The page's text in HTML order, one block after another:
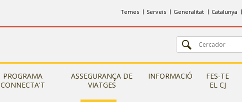
Temes Serveis Generalitat Catalunya
PROGRAMA
CONNECTA'T
ASSEGURANÇA DE
VIATGES
INFORMACIÓ
FES-TE
EL CJ